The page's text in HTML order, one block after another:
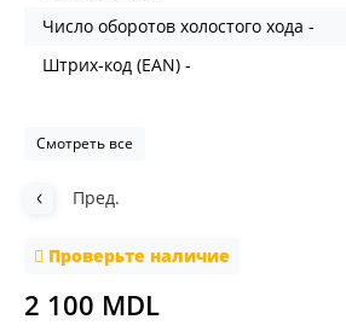
Число оборотов холостого хода -
Штрих-код (EAN) -
Смотреть все
Пред.
Проверьте наличие
2 100 MDL